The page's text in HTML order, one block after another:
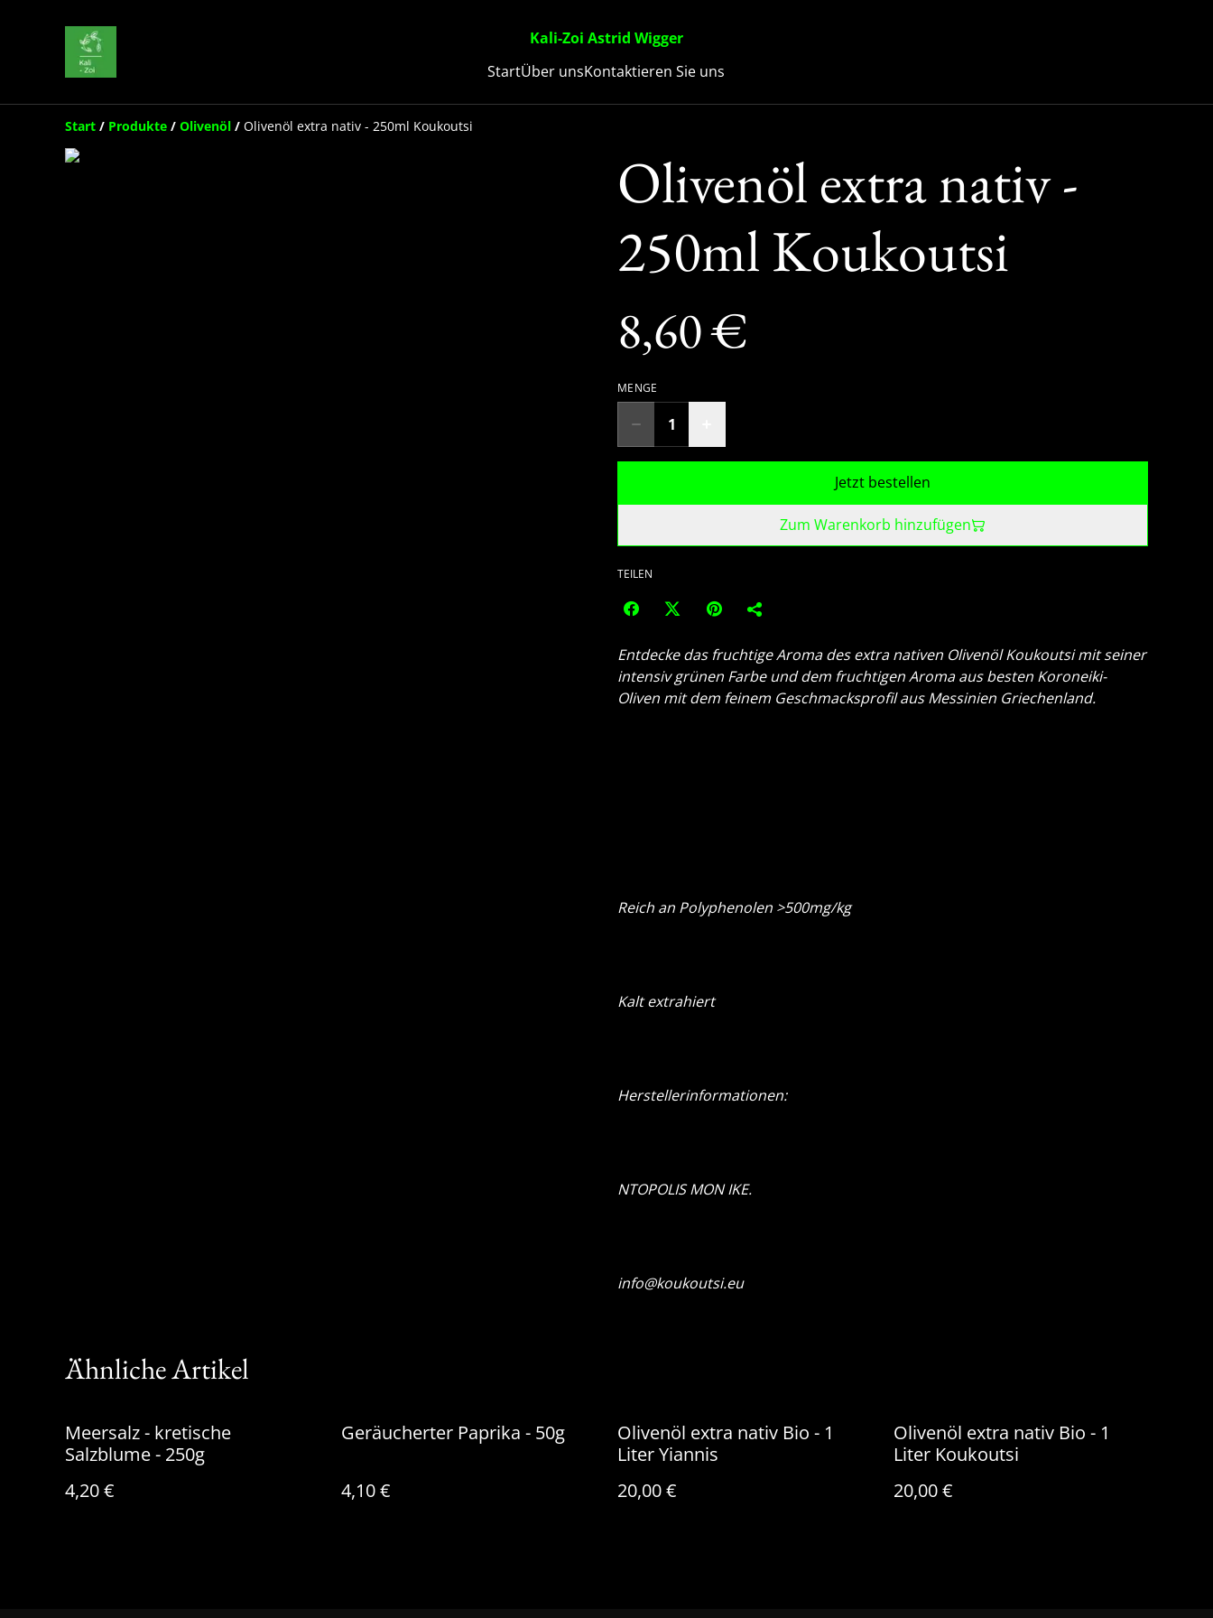
Kali-Zoi Astrid Wigger
StartÜber unsKontaktieren Sie uns
Start / Produkte / Olivenöl / Olivenöl extra nativ - 250ml Koukoutsi
Olivenöl extra nativ -
250ml Koukoutsi
8,60 €
MENGE
Jetzt bestellen
Zum Warenkorb hinzufügen
TEILEN
Entdecke das fruchtige Aroma des extra nativen Olivenöl Koukoutsi mit seiner
intensiv grünen Farbe und dem fruchtigen Aroma aus besten Koroneiki-
Oliven mit dem feinem Geschmacksprofil aus Messinien Griechenland.
Reich an Polyphenolen >500mg/kg
Kalt extrahiert
Herstellerinformationen:
NTOPOLIS MON IKE.
info@koukoutsi.eu
Ähnliche Artikel
Meersalz - kretische
Salzblume - 250g
4,20 €
Geräucherter Paprika - 50g
4,10 €
Olivenöl extra nativ Bio - 1
Liter Yiannis
20,00 €
Olivenöl extra nativ Bio - 1
Liter Koukoutsi
20,00 €